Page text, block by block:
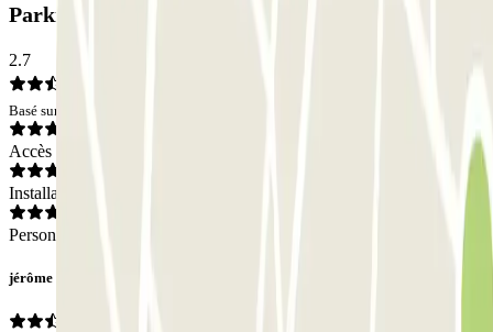
Parking Q-Park Colibri La Rode: Avis
2.7
Basé sur 1 avis
Accès
Installations
Personnel
jérôme